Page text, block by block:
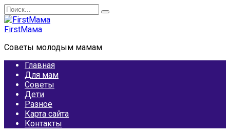
Перейти
к
содержанию
Search
for:
FirstМама
Советы молодым мамам
Главная
Для мам
Советы
Дети
Разное
Карта сайта
Контакты